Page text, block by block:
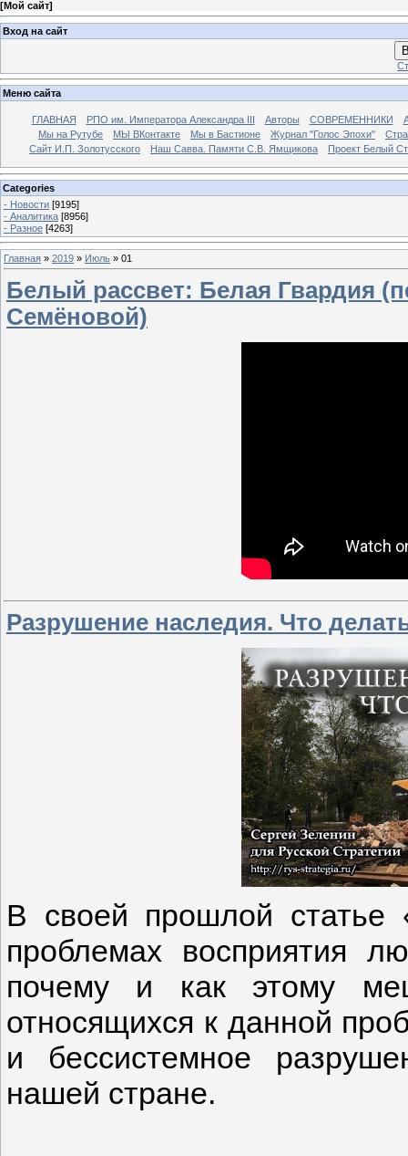
[Мой сайт]
Вход на сайт
Меню сайта
ГЛАВНАЯ РПО им. Императора Александра III Авторы СОВРЕМЕННИКИ
Мы на Рутубе
МЫ ВКонтакте Мы в Бастионе Журнал "Голос Эпохи"
Сайт И.П. Золотусского
Наш Савва. Памяти С.В. Ямщикова Проект Белый
Categories
- Новости [9195]
- Аналитика [8956]
- Разное [4263]
Главная » 2019 » Июль » 01
Белый рассвет: Белая Гвардия
Семёновой)
Разрушение наследия. Что
В своей прошлой статье
проблемах восприятия
почему и как этому
относящихся к данной
и бессистемное
нашей стране.